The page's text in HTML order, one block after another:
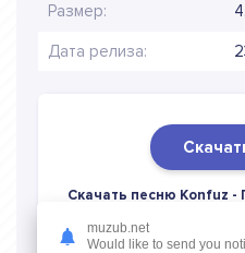
Размер:
Дата релиза:
Скачать песню Konfuz -
музыку в
muzub.net
Would like to send you